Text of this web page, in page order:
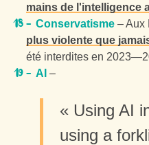
mains de l'intelligence
Conservatisme – Aux
plus violente que
été interdites en
AI –
« Using AI
using a